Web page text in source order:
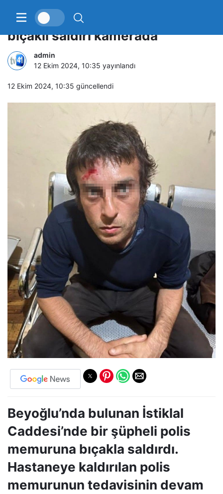
İstiklal Caddesi’nde polise
bıçaklı saldırı kamerada
admin
12 Ekim 2024, 10:35 yayınlandı
12 Ekim 2024, 10:35 güncellendi
Beyoğlu’nda bulunan İstiklal
Caddesi’nde bir şüpheli polis
memuruna bıçakla saldırdı.
Hastaneye kaldırılan polis
memurunun tedavisinin devam